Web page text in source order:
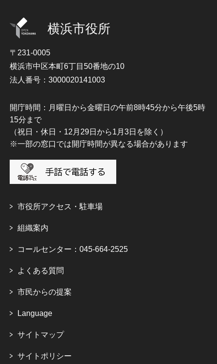
横浜市役所
〒231-0005
横浜市中区本町6丁目50番地の10
法人番号：3000020141003
開庁時間：月曜日から金曜日の午前8時45分から午後5時
15分まで
（祝日・休日・12月29日から1月3日を除く）
※一部の窓口では開庁時間が異なる場合があります
市役所アクセス・駐車場
組織案内
コールセンター：045-664-2525
よくある質問
市民からの提案
Language
サイトマップ
サイトポリシー